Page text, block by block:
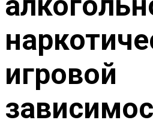
игровой